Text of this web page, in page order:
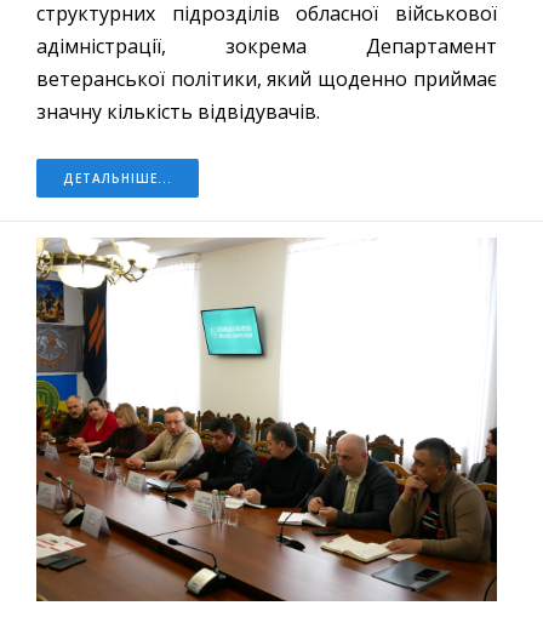
структурних підрозділів обласної військової
адімністрації, зокрема Департамент
ветеранської політики, який щоденно приймає
значну кількість відвідувачів.
ДЕТАЛЬНІШЕ...